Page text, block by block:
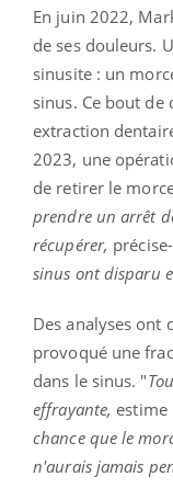
En juin 2022,
de ses douleurs.
sinusite : un
sinus. Ce bout de
extraction
2023, une
de retirer le
prendre un arrêt
récupérer,
sinus ont disparu
Des analyses ont
provoqué une
dans le sinus. "
effrayante, estime
chance que le
n'aurais jamais